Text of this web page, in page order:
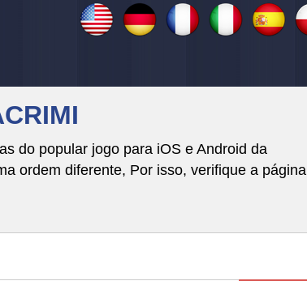
do popular jogo para iOS e Android da
ordem diferente, Por isso, verifique a página